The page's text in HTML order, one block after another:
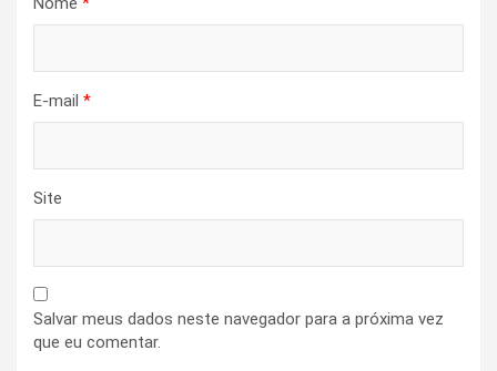
E-mail *
Site
Salvar meus dados neste navegador para a próxima vez
que eu comentar.